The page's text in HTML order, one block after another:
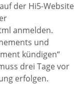
der Hi5-Website
anmelden.
und
kündigen“
drei Tage vor
erfolgen.